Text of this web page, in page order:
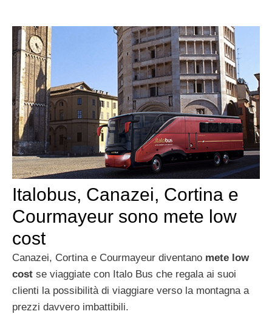
Italobus, Canazei, Cortina e
Courmayeur sono mete low
cost
Canazei, Cortina e Courmayeur diventano mete low
cost se viaggiate con Italo Bus che regala ai suoi
clienti la possibilità di viaggiare verso la montagna a
prezzi davvero imbattibili.